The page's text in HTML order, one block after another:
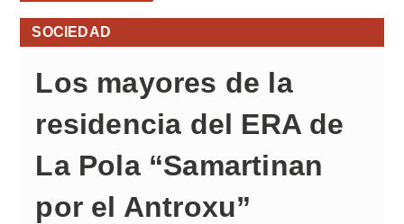
SOCIEDAD
Los mayores de la
residencia del ERA de
La Pola “Samartinan
por el Antroxu”